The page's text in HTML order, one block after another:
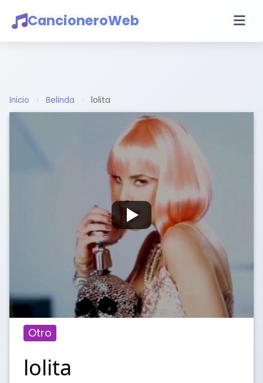
CancioneroWeb
Inicio › Belinda › lolita
Otro
lolita